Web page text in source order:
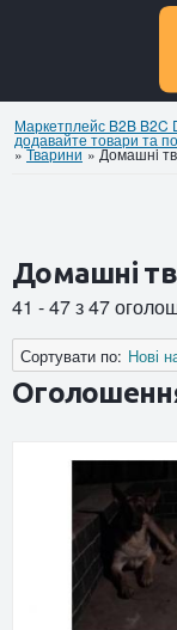
Маркетплейс B2B B2C
додавайте товари та
»Тварини »Домашнi
Домашнi
41 - 47 з 47
Сортувати по: Нові